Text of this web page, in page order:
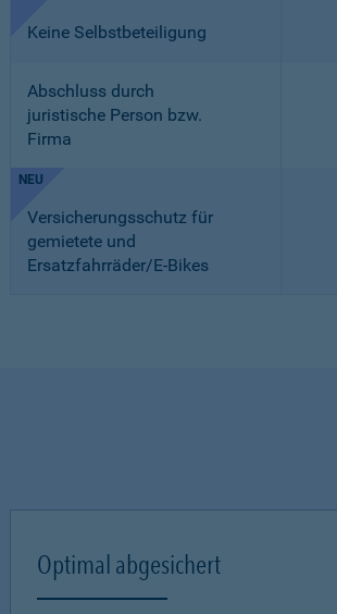
Keine Selbstbeteiligung
Abschluss durch
juristische Person bzw.
Firma
NEU
Versicherungsschutz für
gemietete und
Ersatzfahrräder/E-Bikes
Optimal abgesichert